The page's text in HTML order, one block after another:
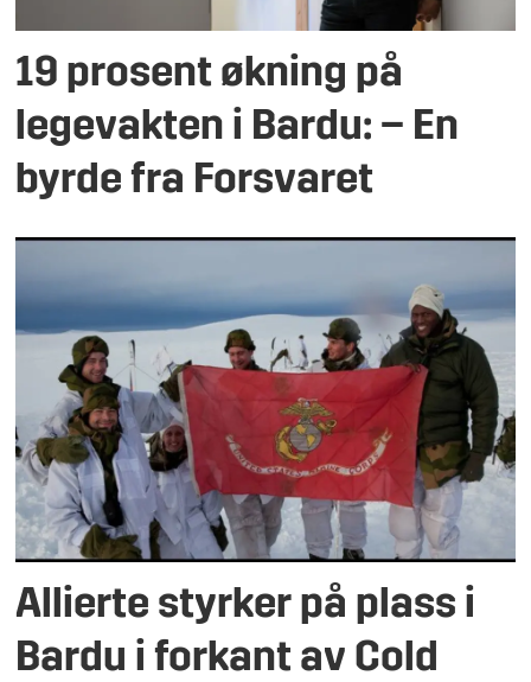
19 prosent økning på
legevakten i Bardu: – En
byrde fra Forsvaret
Allierte styrker på plass i
Bardu i forkant av Cold